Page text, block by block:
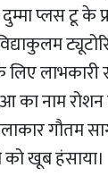
प्लस टू के
लाभकारी
का नाम
गौतम
खूब हंसाया।